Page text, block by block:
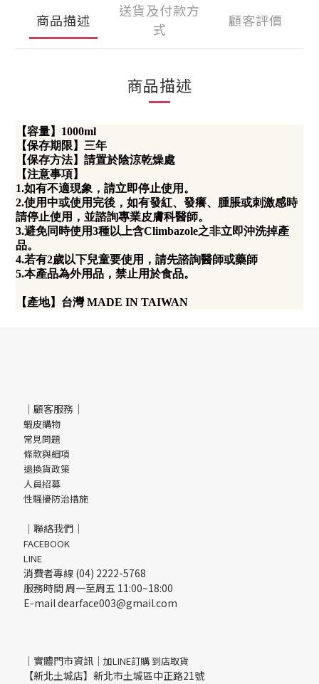
商品描述
送貨及付款方
式
顧客評價
商品描述
【容量】1000ml
【保存期限】三年
【保存方法】請置於陰涼乾燥處
【注意事項】
1.如有不適現象，請立即停止使用。
2.使用中或使用完後，如有發紅、發癢、腫脹或刺激感時
請停止使用，並諮詢專業皮膚科醫師。
3.避免同時使用3種以上含Climbazole之非立即沖洗掉產
品。
4.若有2歲以下兒童要使用，請先諮詢醫師或藥師
5.本產品為外用品，禁止用於食品。
【產地】台灣 MADE IN TAIWAN
｜顧客服務｜
蝦皮購物
常見問題
條款與細項
退換貨政策
人員招募
性騷擾防治措施
｜聯絡我們｜
FACEBOOK
LINE
消費者專線 (04) 2222-5768
服務時間 周一至周五 11:00~18:00
E-mail dearface003@gmail.com
｜實體門市資訊｜ 加LINE訂購 到店取貨
【新北土城店】新北市土城區中正路21號